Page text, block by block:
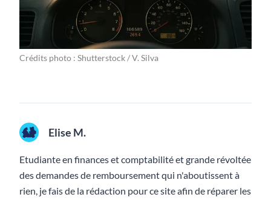
Crédits photo : Shutterstock / V. Silva
Elise M.
Etudiante en finances et comptabilité et grande révoltée
des demandes de remboursement qui n'aboutissent à
rien, je fais de la rédaction pour ce site afin de réparer les